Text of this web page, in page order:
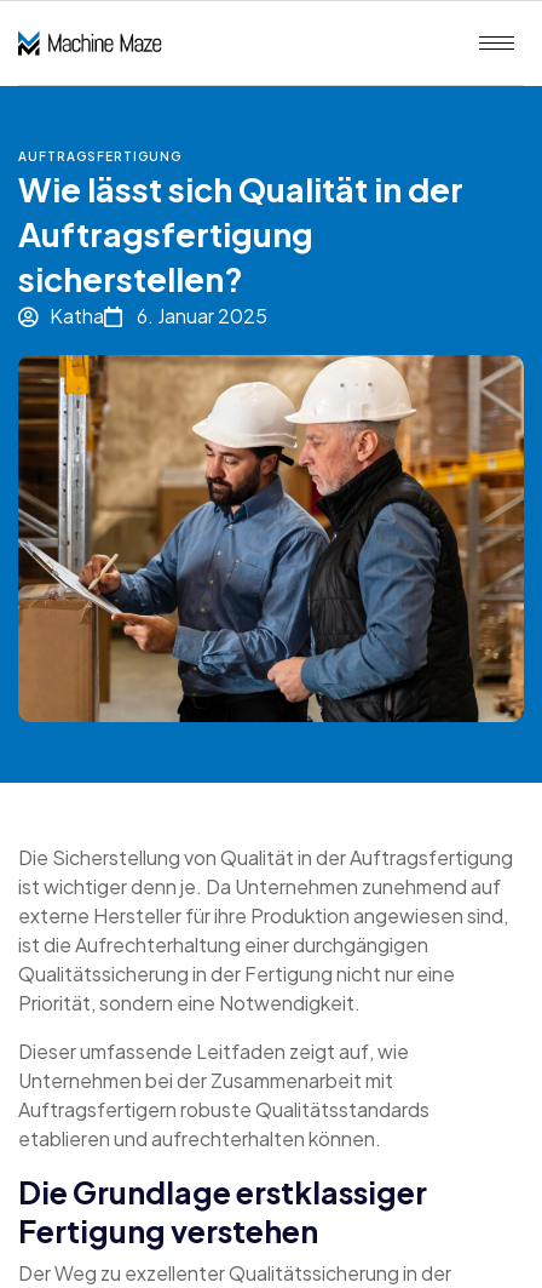
AUFTRAGSFERTIGUNG
Wie lässt sich Qualität in der
Auftragsfertigung
sicherstellen?
Katha 6. Januar 2025
Die Sicherstellung von Qualität in der Auftragsfertigung
ist wichtiger denn je. Da Unternehmen zunehmend auf
externe Hersteller für ihre Produktion angewiesen sind,
ist die Aufrechterhaltung einer durchgängigen
Qualitätssicherung in der Fertigung nicht nur eine
Priorität, sondern eine Notwendigkeit.
Dieser umfassende Leitfaden zeigt auf, wie
Unternehmen bei der Zusammenarbeit mit
Auftragsfertigern robuste Qualitätsstandards
etablieren und aufrechterhalten können.
Die Grundlage erstklassiger
Fertigung verstehen
Der Weg zu exzellenter Qualitätssicherung in der